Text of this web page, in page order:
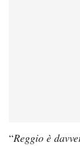
“Reggio è